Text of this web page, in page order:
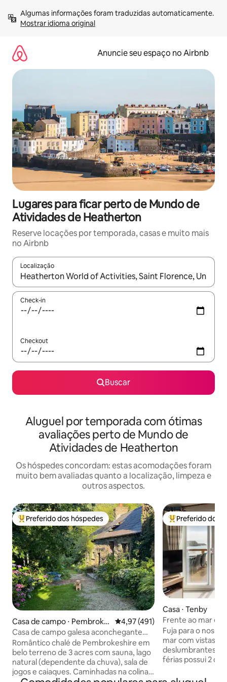
para
Mostrar idioma original
Anuncie seu espaço no Airbnb
Lugares para ficar perto de Mundo de
Atividades de Heatherton
Reserve locações por temporada, casas e muito mais
no Airbnb
Localização
Quando os resultados estiverem disponíveis, explore-os
Check-in
Checkout
Buscar
Aluguel por temporada com ótimas
avaliações perto de Mundo de
Atividades de Heatherton
Os hóspedes concordam: estas acomodações foram
muito bem avaliadas quanto a localização, limpeza e
outros aspectos.
Entre os melhores preferidos dos hóspedes
Preferido dos hóspedes
Casa de campo ⋅ Pembroke
shire
4,97 de uma avaliação média de
4,97 (491)
Casa de campo galesa aconchegante
em terreno paradisíaco de 3 acres
Romântico chalé de Pembrokeshire em
belo terreno de 3 acres com sauna, lago
natural (dependente da chuva), sala de
jogos e caiaques. Caminhadas na colina
Entre os
Preferido dos
Casa ⋅ Tenby
Frente ao mar
248 Lydstep
Fuja para o
mar com vistas
deslumbrantes.
férias possui 2
aberto,